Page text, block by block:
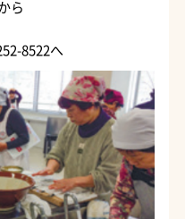
ら
8522へ